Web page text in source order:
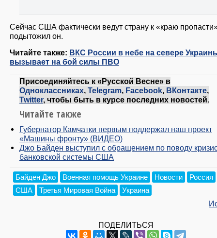
Сейчас США фактически ведут страну к «краю
подытожил он.
Читайте также: ВКС России в небе на севере
вызывает на бой силы ПВО
Присоединяйтесь к «Русской Весне» в
Одноклассниках, Telegram, Facebook, ВКонтакте,
Twitter, чтобы быть в курсе последних новостей.
Читайте также
Губернатор Камчатки первым поддержал наш проект
«Машины фронту» (ВИДЕО)
Джо Байден выступил с обращением по поводу
банковской системы США
Байден Джо Военная помощь Украине Новости
Россия
США
Третья Мировая Война Украина
ПОДЕЛИТЬСЯ